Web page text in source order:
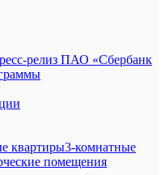
релиз ПАО «Сбербанк
квартиры3-комнатные
помещения